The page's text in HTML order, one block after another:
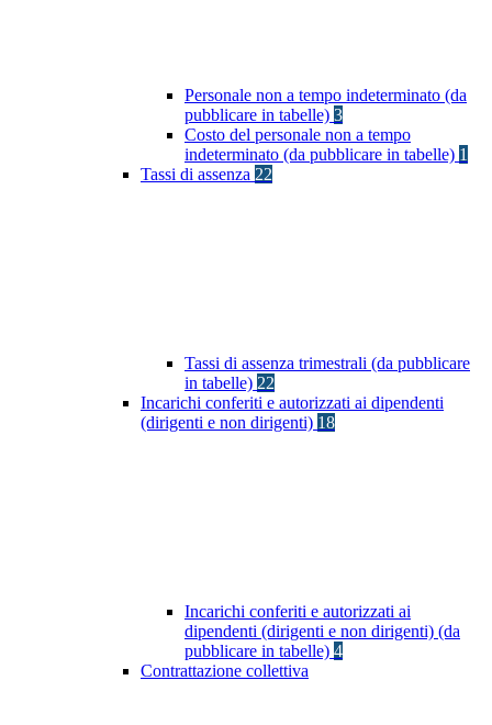
Personale non a tempo indeterminato (da
pubblicare in tabelle) 3
Costo del personale non a tempo
indeterminato (da pubblicare in tabelle) 1
Tassi di assenza 22
Tassi di assenza trimestrali (da pubblicare
in tabelle) 22
Incarichi conferiti e autorizzati ai dipendenti
(dirigenti e non dirigenti) 18
Incarichi conferiti e autorizzati ai
dipendenti (dirigenti e non dirigenti) (da
pubblicare in tabelle) 4
Contrattazione collettiva